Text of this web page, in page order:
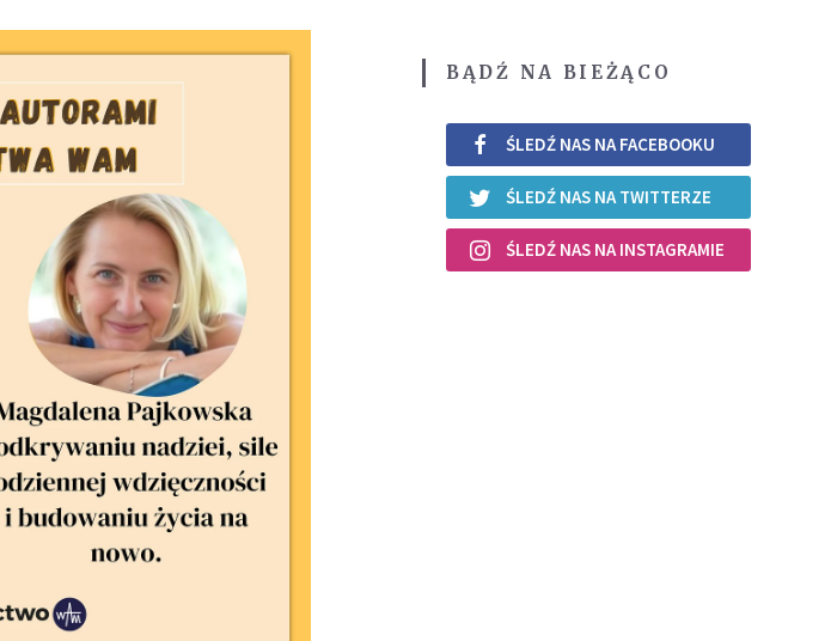
BĄDŹ NA BIEŻĄCO
ŚLEDŹ NAS NA FACEBOOKU
ŚLEDŹ NAS NA TWITTERZE
ŚLEDŹ NAS NA INSTAGRAMIE